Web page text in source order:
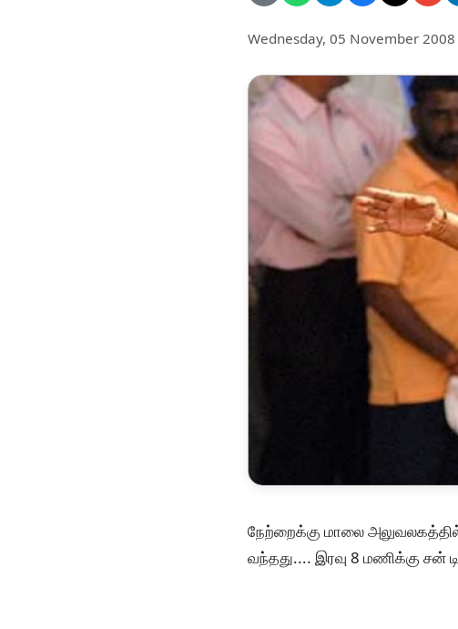
Wednesday, 05 November 2008
நேற்றைக்கு மாலை அலுவலகத்தில்
வந்தது.... இரவு 8 மணிக்கு சன்